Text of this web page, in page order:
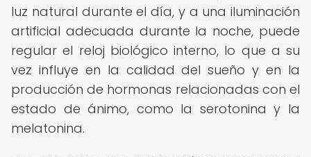
luz natural durante el día, y a una iluminación
artificial adecuada durante la noche, puede
regular el reloj biológico interno, lo que a su
vez influye en la calidad del sueño y en la
producción de hormonas relacionadas con el
estado de ánimo, como la serotonina y la
melatonina.